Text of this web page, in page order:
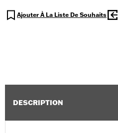
Ajouter À La Liste De Souhaits
DESCRIPTION